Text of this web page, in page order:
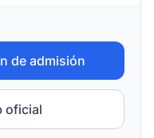
de admisión
oficial